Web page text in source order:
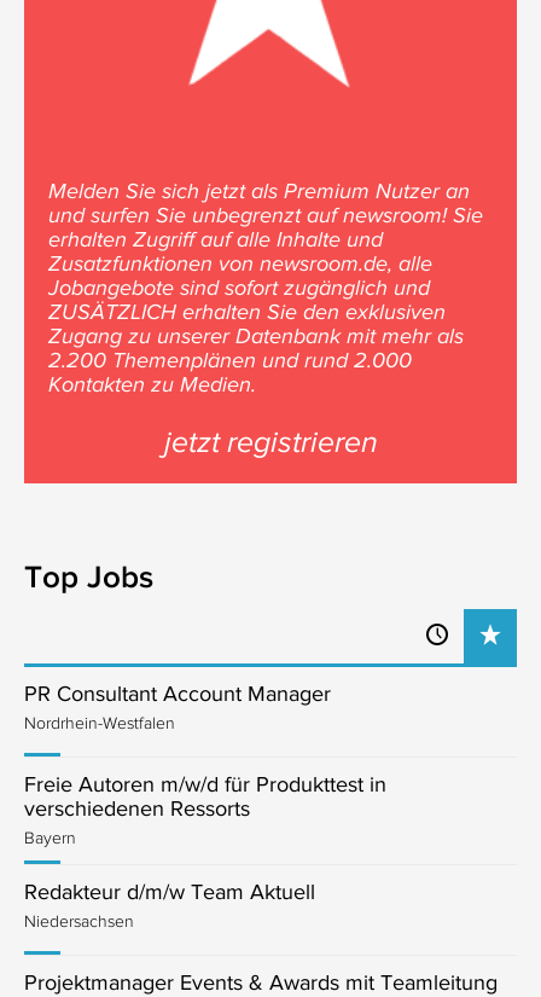
Melden Sie sich jetzt als Premium Nutzer an
und surfen Sie unbegrenzt auf newsroom! Sie
erhalten Zugriff auf alle Inhalte und
Zusatzfunktionen von newsroom.de, alle
Jobangebote sind sofort zugänglich und
ZUSÄTZLICH erhalten Sie den exklusiven
Zugang zu unserer Datenbank mit mehr als
2.200 Themenplänen und rund 2.000
Kontakten zu Medien.
jetzt registrieren
Top Jobs
PR Consultant Account Manager
Nordrhein-Westfalen
Freie Autoren m/w/d für Produkttest in
verschiedenen Ressorts
Bayern
Redakteur d/m/w Team Aktuell
Niedersachsen
Projektmanager Events & Awards mit Teamleitung